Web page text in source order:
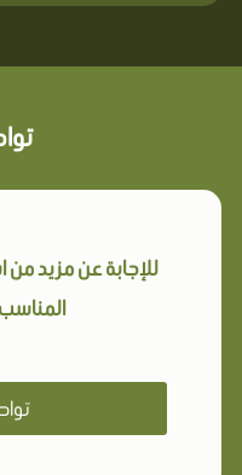
للإجابة عن مزيد